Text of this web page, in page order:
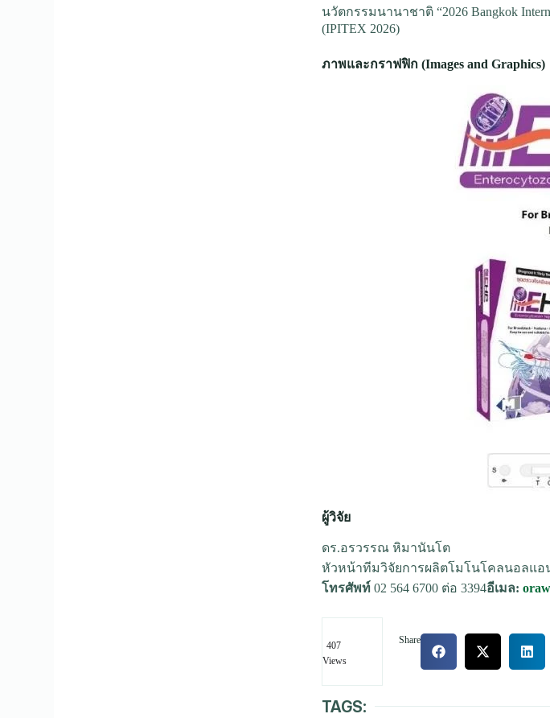
นวัตกรรมนานาชาติ “2026 Bangkok
(IPITEX 2026)
ภาพและกราฟฟิก (Images and Graphics)
ผู้วิจัย
ดร.อรวรรณ หิมานันโต
หัวหน้าทีมวิจัยการผลิตโมโนโคลนอลแอ
โทรศัพท์02 564 6700 ต่อ 3394อีเมล:
407
Views
Share
TAGS: